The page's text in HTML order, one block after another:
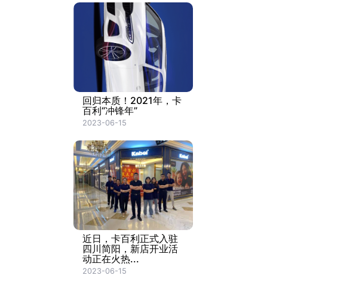
回归本质！2021年，卡
百利“冲锋年”
2023-06-15
近日，卡百利正式入驻
四川简阳，新店开业活
动正在火热...
2023-06-15